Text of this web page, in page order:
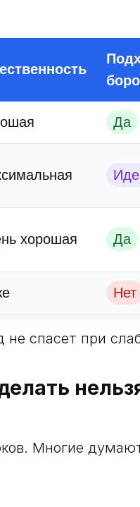
Да
хорошая Да
Нет
спасет при
Многие